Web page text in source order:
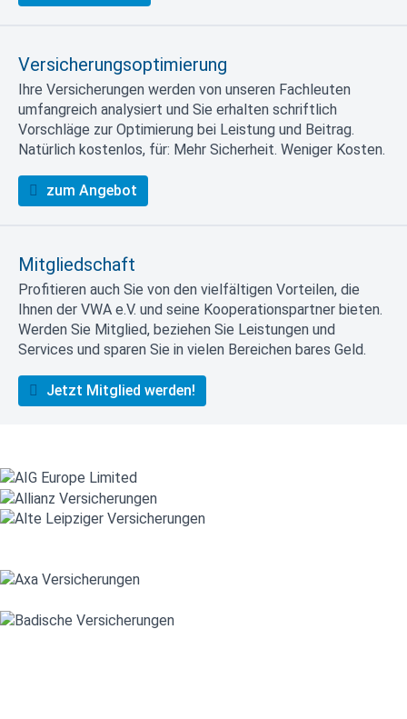
Versicherungsoptimierung
Ihre Versicherungen werden von unseren Fachleuten
umfangreich analysiert und Sie erhalten schriftlich
Vorschläge zur Optimierung bei Leistung und Beitrag.
Natürlich kostenlos, für: Mehr Sicherheit. Weniger Kosten.
zum Angebot
Mitgliedschaft
Profitieren auch Sie von den vielfältigen Vorteilen, die
Ihnen der VWA e.V. und seine Kooperationspartner bieten.
Werden Sie Mitglied, beziehen Sie Leistungen und
Services und sparen Sie in vielen Bereichen bares Geld.
Jetzt Mitglied werden!